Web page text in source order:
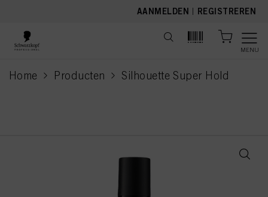
AANMELDEN | REGISTREREN
MENU
Home Producten Silhouette Super Hold
current page